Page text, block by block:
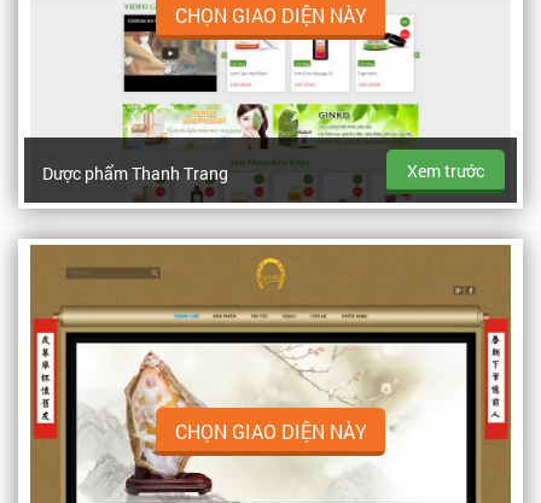
CHỌN GIAO DIỆN NÀY
Dược phẩm Thanh Trang Xem trước
CHỌN GIAO DIỆN NÀY